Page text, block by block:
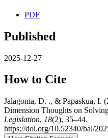
PDF
Published
2025-12-27
How to Cite
Jalagonia, D. ., & Papaskua, I.
Dimension Thoughts on
Legislation, 18(2), 35–44.
https://doi.org/10.52340/bal/